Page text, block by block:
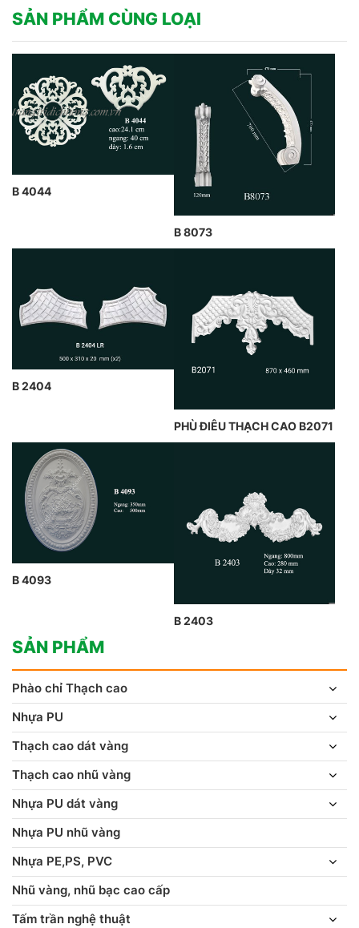
SẢN PHẨM CÙNG LOẠI
B 4044
B 8073
B 2404
PHÙ ĐIÊU THẠCH CAO B2071
B 4093
B 2403
SẢN PHẨM
Phào chỉ Thạch cao
Nhựa PU
Thạch cao dát vàng
Thạch cao nhũ vàng
Nhựa PU dát vàng
Nhựa PU nhũ vàng
Nhựa PE,PS, PVC
Nhũ vàng, nhũ bạc cao cấp
Tấm trần nghệ thuật